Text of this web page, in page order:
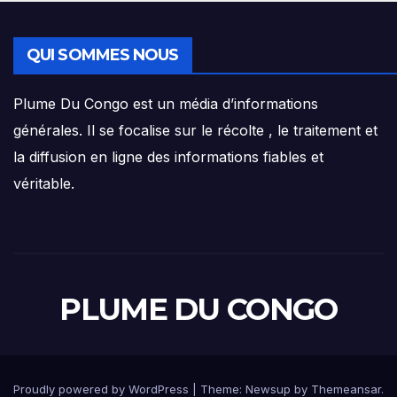
QUI SOMMES NOUS
Plume Du Congo est un média d’informations
générales. Il se focalise sur le récolte , le traitement et
la diffusion en ligne des informations fiables et
véritable.
PLUME DU CONGO
Proudly powered by WordPress Theme: Newsup by Themeansar.